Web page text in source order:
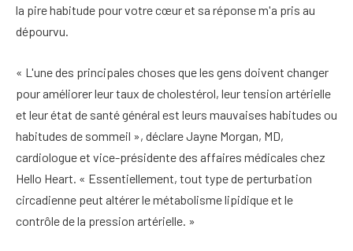
la pire habitude pour votre cœur et sa réponse m'a pris au
dépourvu.
« L'une des principales choses que les gens doivent changer
pour améliorer leur taux de cholestérol, leur tension artérielle
et leur état de santé général est leurs mauvaises habitudes ou
habitudes de sommeil », déclare Jayne Morgan, MD,
cardiologue et vice-présidente des affaires médicales chez
Hello Heart. « Essentiellement, tout type de perturbation
circadienne peut altérer le métabolisme lipidique et le
contrôle de la pression artérielle. »